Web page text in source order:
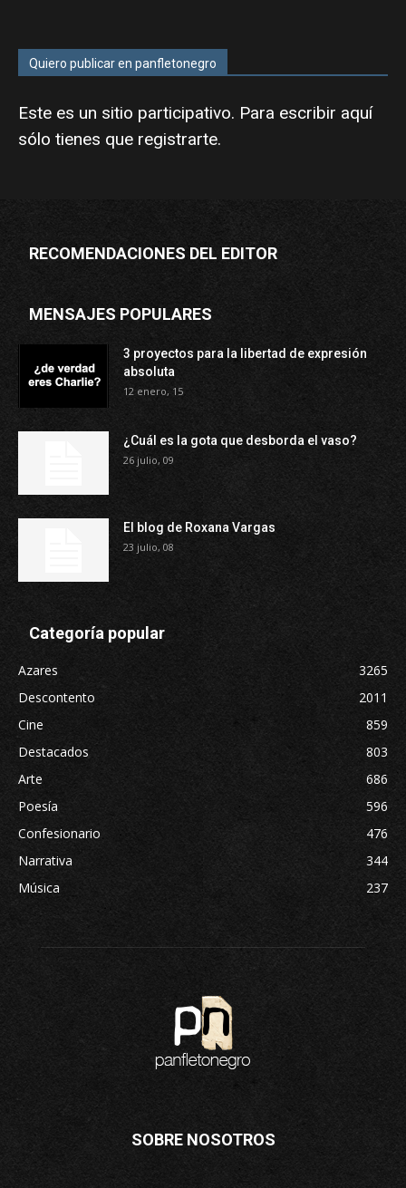
Quiero publicar en panfletonegro
Este es un sitio participativo. Para escribir aquí
sólo tienes que registrarte.
RECOMENDACIONES DEL EDITOR
MENSAJES POPULARES
3 proyectos para la libertad de expresión
absoluta
12 enero, 15
¿Cuál es la gota que desborda el vaso?
26 julio, 09
El blog de Roxana Vargas
23 julio, 08
Categoría popular
Azares
3265
Descontento
2011
Cine
859
Destacados
803
Arte
686
Poesía
596
Confesionario
476
Narrativa
344
Música
237
SOBRE NOSOTROS